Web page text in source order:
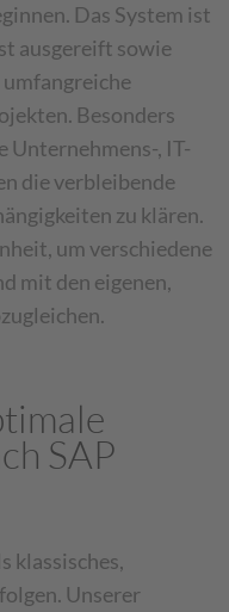
Das System ist
ausgereift sowie
Besonders
Unternehmens-, IT-
die verbleibende
zu klären.
um verschiedene
mit den eigenen,
SAP
klassisches,
Unserer